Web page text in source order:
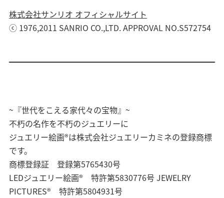
株式会社サンリオ オフィシャルサイト
ⓒ 1976,2011 SANRIO CO.,LTD. APPROVAL NO.S572754
~『世代をこえる家代々の宝物』~
不朽の名作を不朽のジュエリーに
ジュエリー絵画®は株式会社ジュエリーカミネの登録商標
です。
商標登録証 登録第5765430号
LEDジュエリー絵画® 特許第5830776号 JEWELRY
PICTURES® 特許第5804931号